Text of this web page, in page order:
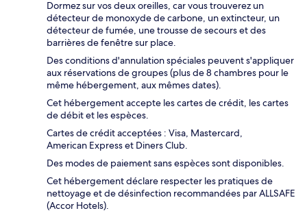
Dormez sur vos deux oreilles, car vous trouverez un
détecteur de monoxyde de carbone, un extincteur, un
détecteur de fumée, une trousse de secours et des
barrières de fenêtre sur place.
Des conditions d'annulation spéciales peuvent s'appliquer
aux réservations de groupes (plus de 8 chambres pour le
même hébergement, aux mêmes dates).
Cet hébergement accepte les cartes de crédit, les cartes
de débit et les espèces.
Cartes de crédit acceptées : Visa, Mastercard,
American Express et Diners Club.
Des modes de paiement sans espèces sont disponibles.
Cet hébergement déclare respecter les pratiques de
nettoyage et de désinfection recommandées par ALLSAFE
(Accor Hotels).